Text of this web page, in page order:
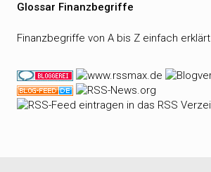
Glossar Finanzbegriffe
Finanzbegriffe von A bis Z einfach erklärt